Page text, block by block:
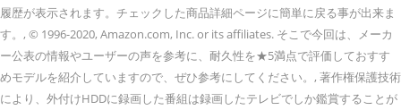
履歴が表示されます。チェックした商品詳細ページに簡単に戻る事が出来ま
す。, © 1996-2020, Amazon.com, Inc. or its affiliates. そこで今回は、メーカ
ー公表の情報やユーザーの声を参考に、耐久性を★5満点で評価しておすす
めモデルを紹介していますので、ぜひ参考にしてください。, 著作権保護技術
により、外付けHDDに録画した番組は録画したテレビでしか鑑賞することが